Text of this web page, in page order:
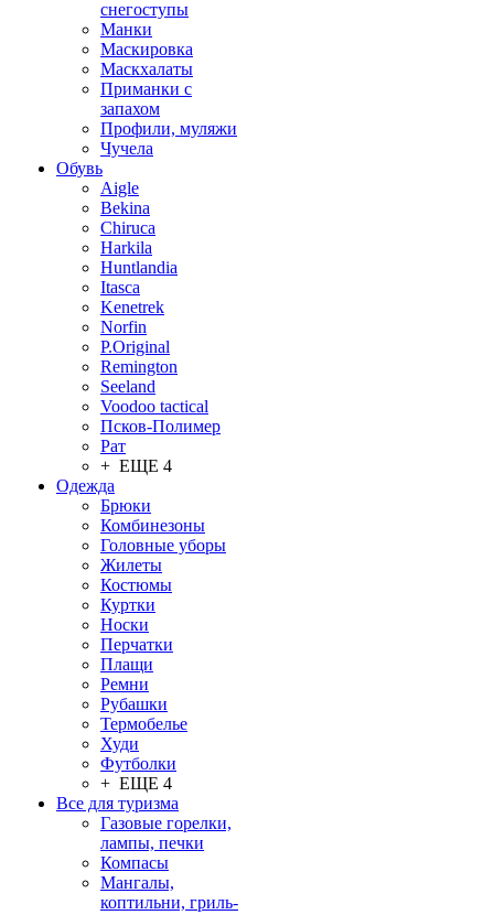
снегоступы
Манки
Маскировка
Маскхалаты
Приманки с
запахом
Профили, муляжи
Чучела
Обувь
Aigle
Bekina
Chiruсa
Harkila
Huntlandia
Itasca
Kenetrek
Norfin
P.Original
Remington
Seeland
Voodoo tactical
Псков-Полимер
Рат
+ ЕЩЕ 4
Одежда
Брюки
Комбинезоны
Головные уборы
Жилеты
Костюмы
Куртки
Носки
Перчатки
Плащи
Ремни
Рубашки
Термобелье
Худи
Футболки
+ ЕЩЕ 4
Все для туризма
Газовые горелки,
лампы, печки
Компасы
Мангалы,
коптильни, гриль-